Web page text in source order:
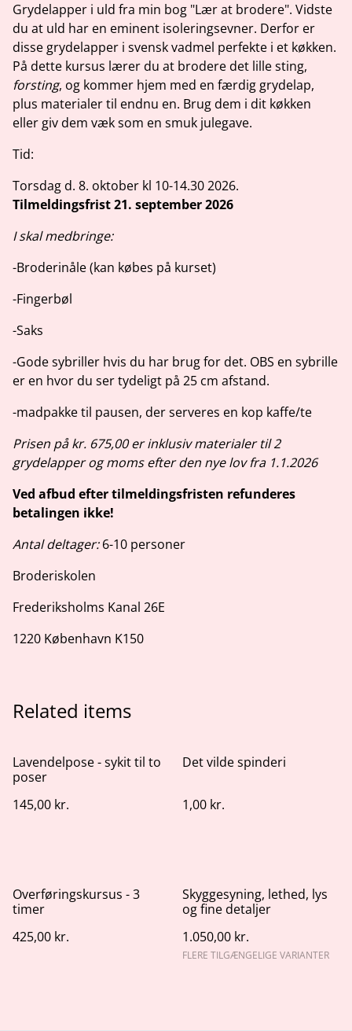
Grydelapper i uld fra min bog "Lær at brodere". Vidste
du at uld har en eminent isoleringsevner. Derfor er
disse grydelapper i svensk vadmel perfekte i et køkken.
På dette kursus lærer du at brodere det lille sting,
forsting, og kommer hjem med en færdig grydelap,
plus materialer til endnu en. Brug dem i dit køkken
eller giv dem væk som en smuk julegave.
Tid:
Torsdag d. 8. oktober kl 10-14.30 2026.
Tilmeldingsfrist 21. september 2026
I skal medbringe:
-Broderinåle (kan købes på kurset)
-Fingerbøl
-Saks
-Gode sybriller hvis du har brug for det. OBS en sybrille
er en hvor du ser tydeligt på 25 cm afstand.
-madpakke til pausen, der serveres en kop kaffe/te
Prisen på kr. 675,00 er inklusiv materialer til 2
grydelapper og moms efter den nye lov fra 1.1.2026
Ved afbud efter tilmeldingsfristen refunderes
betalingen ikke!
Antal deltager:6-10 personer
Broderiskolen
Frederiksholms Kanal 26E
1220 København K150
Related items
Lavendelpose - sykit til to
poser
145,00 kr.
Det vilde spinderi
1,00 kr.
Overføringskursus - 3
timer
425,00 kr.
Skyggesyning, lethed, lys
og fine detaljer
1.050,00 kr.
FLERE TILGÆNGELIGE VARIANTER